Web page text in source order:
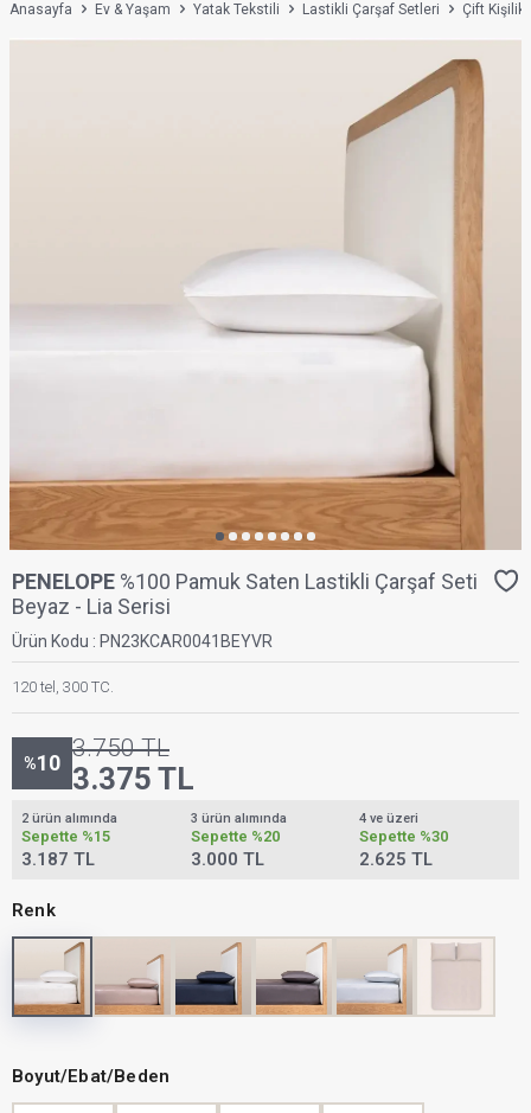
Anasayfa Ev & Yaşam Yatak Tekstili Lastikli Çarşaf Setleri Çift Kişilik
PENELOPE %100 Pamuk Saten Lastikli Çarşaf Seti
Beyaz - Lia Serisi
Ürün Kodu : PN23KCAR0041BEYVR
120 tel, 300 TC.
%10
3.750TL
3.375 TL
2 ürün alımında
Sepette %15
3.187 TL
3 ürün alımında
Sepette %20
3.000 TL
4 ve üzeri
Sepette %30
2.625 TL
Renk
Boyut/Ebat/Beden